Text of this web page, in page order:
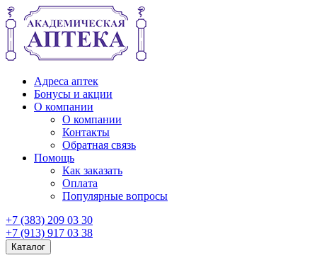
Адреса аптек
Бонусы и акции
О компании
О компании
Контакты
Обратная связь
Помощь
Как заказать
Оплата
Популярные вопросы
+7 (383) 209 03 30
+7 (913) 917 03 38
Каталог